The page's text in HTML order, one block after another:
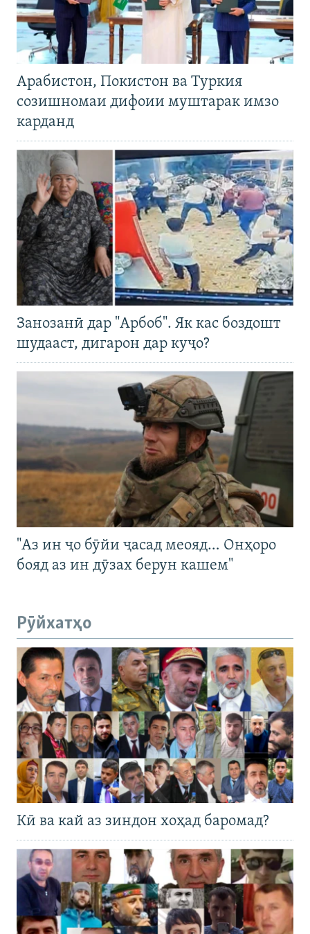
Арабистон, Покистон ва Туркия
созишномаи дифоии муштарак имзо
карданд
Занозанӣ дар "Арбоб". Як кас боздошт
шудааст, дигарон дар куҷо?
"Аз ин ҷо бӯйи ҷасад меояд… Онҳоро
бояд аз ин дӯзах берун кашем"
Рӯйхатҳо
Кӣ ва кай аз зиндон хоҳад баромад?